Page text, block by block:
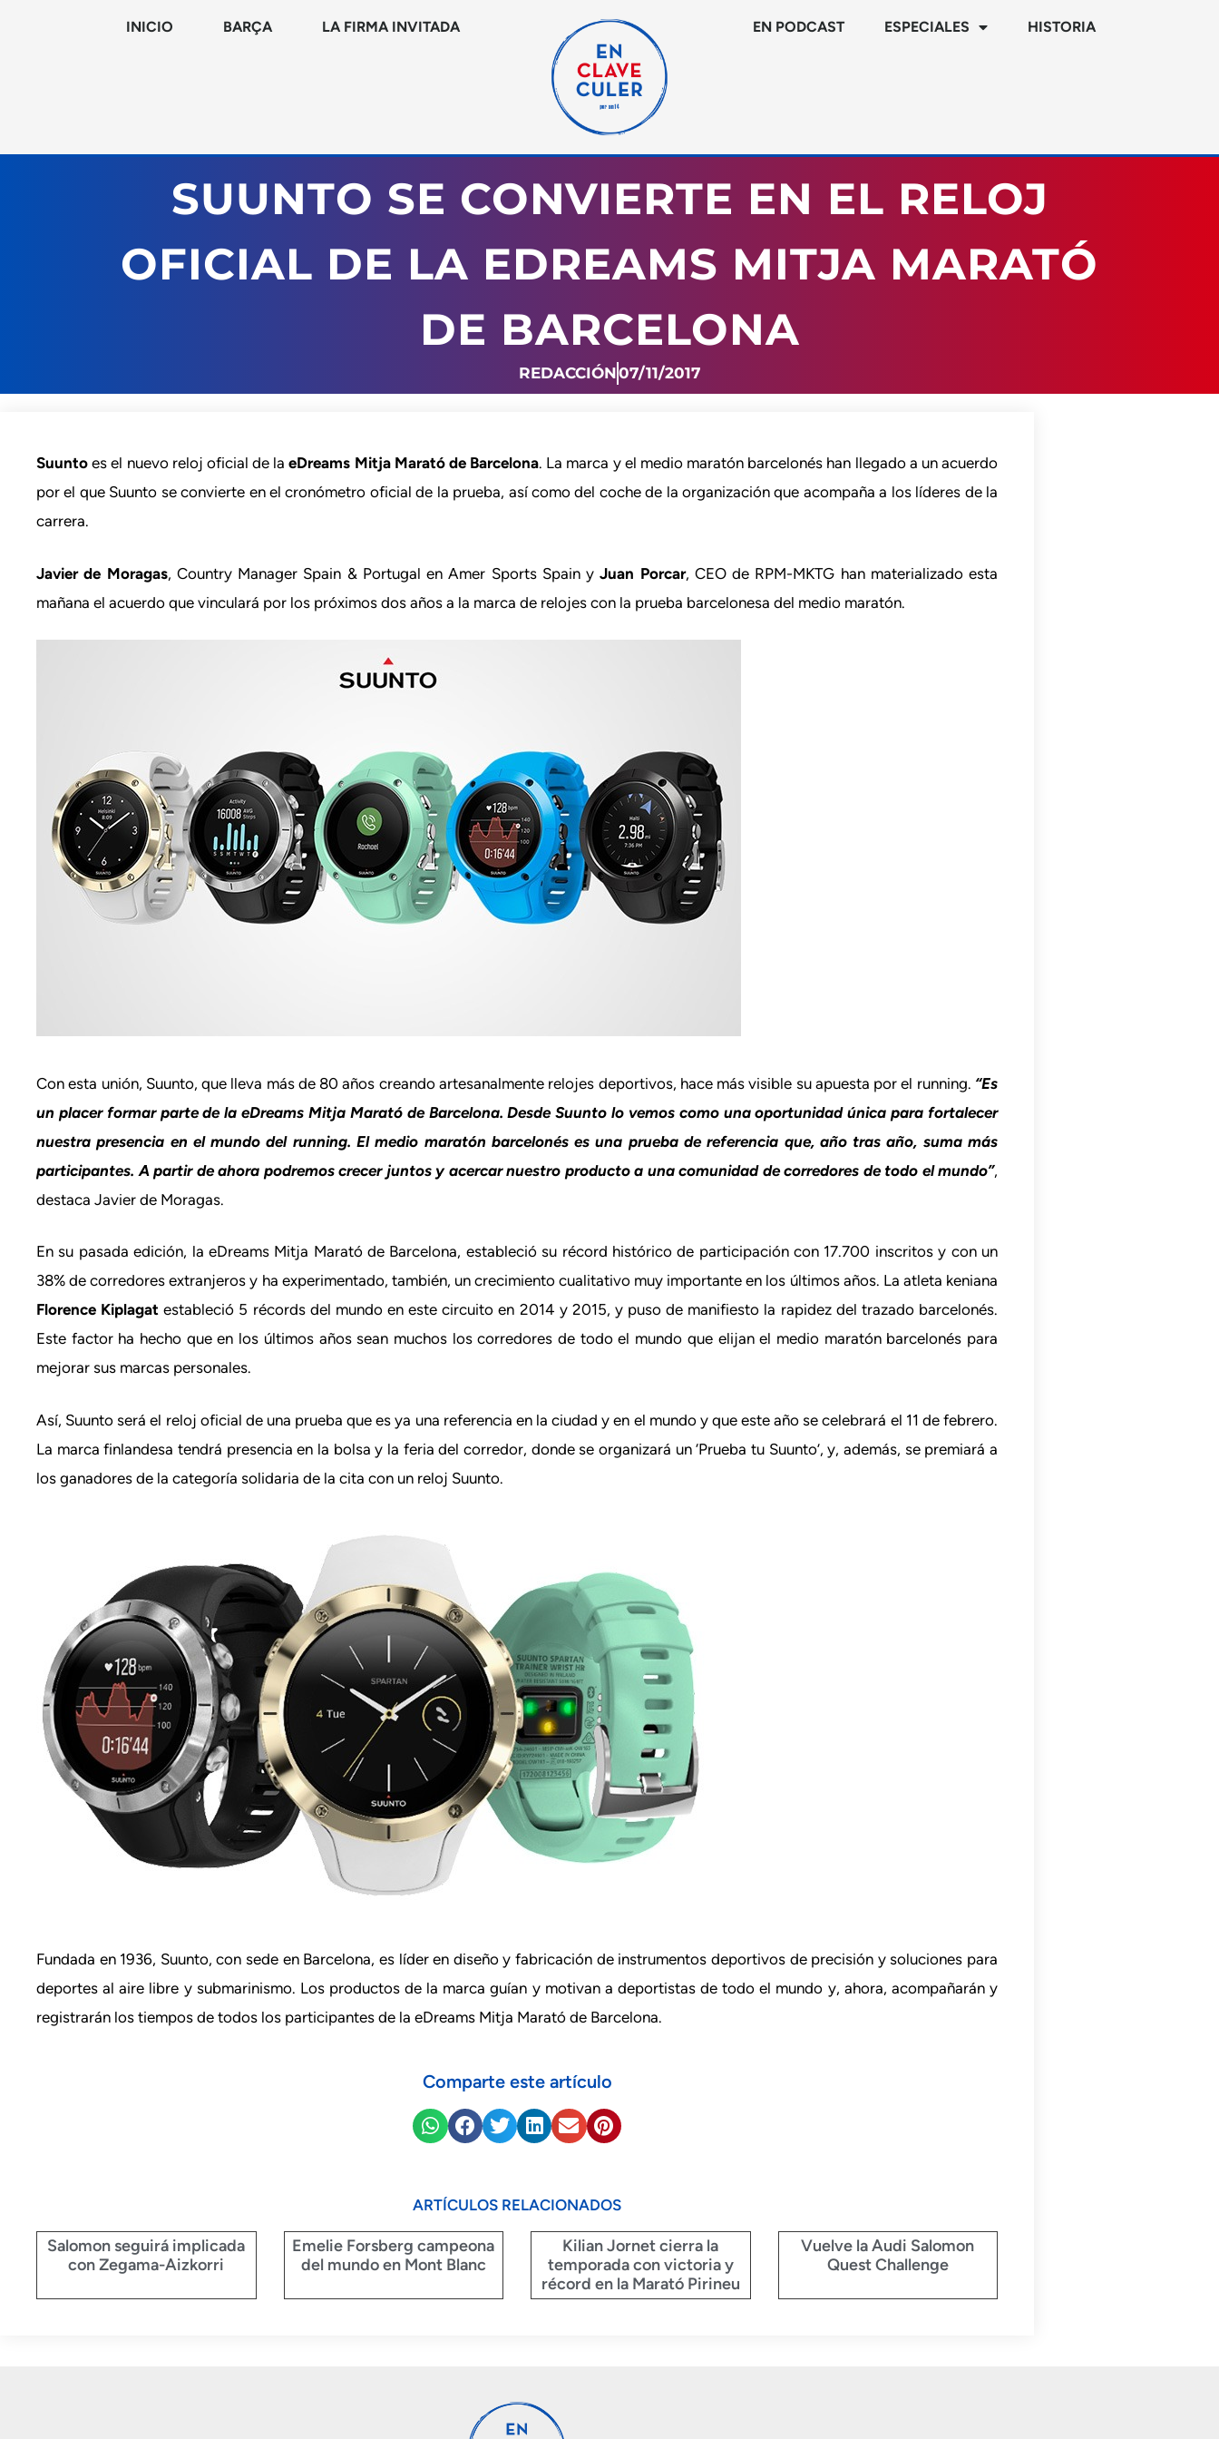
INICIO BARÇA LA FIRMA INVITADA EN PODCAST ESPECIALES HISTORIA
SUUNTO SE CONVIERTE EN EL RELOJ
OFICIAL DE LA EDREAMS MITJA MARATÓ
DE BARCELONA
REDACCIÓN07/11/2017
Suunto es el nuevo reloj oficial de laeDreams Mitja Marató de Barcelona. La marca y el medio maratón barcelonés han llegado a un acuerdo
por el que Suunto se convierte en el cronómetro oficial de la prueba, así como del coche de la organización que acompaña a los líderes de la
carrera.
Javier de Moragas, Country Manager Spain & Portugal en Amer Sports Spain yJuan Porcar, CEO de RPM-MKTG han materializado esta
mañana el acuerdo que vinculará por los próximos dos años a la marca de relojes con la prueba barcelonesa del medio maratón.
Con esta unión, Suunto, que lleva más de 80 años creando artesanalmente relojes deportivos, hace más visible su apuesta por el running. “Es
un placer formar parte de la eDreams Mitja Marató de Barcelona. Desde Suunto lo vemos como una oportunidad única para fortalecer
nuestra presencia en el mundo del running. El medio maratón barcelonés es una prueba de referencia que, año tras año, suma más
participantes. A partir de ahora podremos crecer juntos y acercar nuestro producto a una comunidad de corredores de todo el mundo”,
destaca Javier de Moragas.
En su pasada edición, la eDreams Mitja Marató de Barcelona, estableció su récord histórico de participación con 17.700 inscritos y con un
38% de corredores extranjeros y ha experimentado, también, un crecimiento cualitativo muy importante en los últimos años. La atleta keniana
Florence Kiplagat estableció 5 récords del mundo en este circuito en 2014 y 2015, y puso de manifiesto la rapidez del trazado barcelonés.
Este factor ha hecho que en los últimos años sean muchos los corredores de todo el mundo que elijan el medio maratón barcelonés para
mejorar sus marcas personales.
Así, Suunto será el reloj oficial de una prueba que es ya una referencia en la ciudad y en el mundo y que este año se celebrará el 11 de febrero.
La marca finlandesa tendrá presencia en la bolsa y la feria del corredor, donde se organizará un ‘Prueba tu Suunto’, y, además, se premiará a
los ganadores de la categoría solidaria de la cita con un reloj Suunto.
Fundada en 1936, Suunto, con sede en Barcelona, es líder en diseño y fabricación de instrumentos deportivos de precisión y soluciones para
deportes al aire libre y submarinismo. Los productos de la marca guían y motivan a deportistas de todo el mundo y, ahora, acompañarán y
registrarán los tiempos de todos los participantes de la eDreams Mitja Marató de Barcelona.
Comparte este artículo
ARTÍCULOS RELACIONADOS
Salomon seguirá implicada
con Zegama-Aizkorri
Emelie Forsberg campeona
del mundo en Mont Blanc
Kilian Jornet cierra la
temporada con victoria y
récord en la Marató Pirineu
Vuelve la Audi Salomon
Quest Challenge